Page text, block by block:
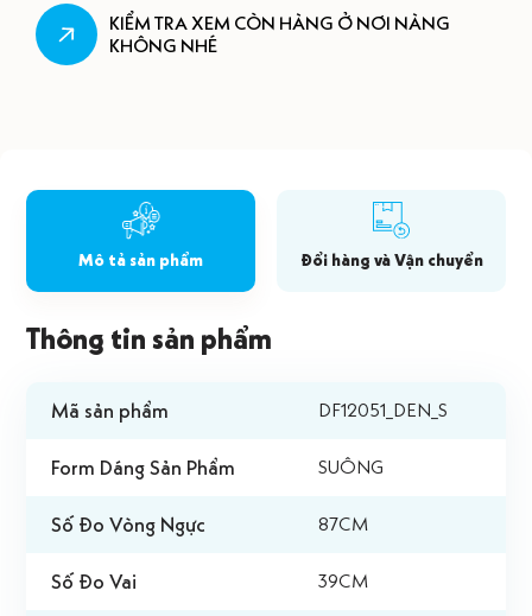
KIỂM TRA XEM CÒN HÀNG Ở NƠI NÀNG
KHÔNG NHÉ
Mô tả sản phẩm Đổi hàng và Vận chuyển
Thông tin sản phẩm
Mã sản phẩm DF12051_DEN_S
Form Dáng Sản Phẩm SUÔNG
Số Đo Vòng Ngực 87CM
Số Đo Vai 39CM